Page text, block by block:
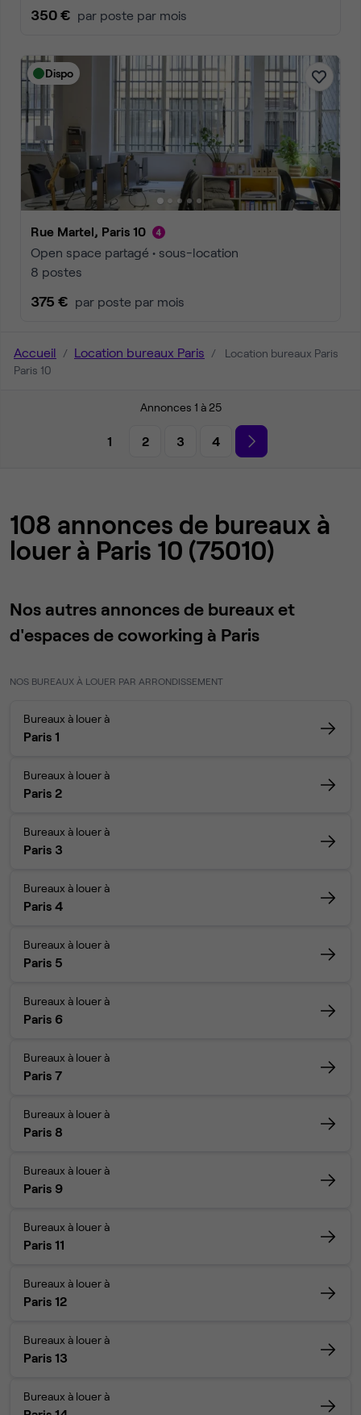
350 € par poste par mois
Dispo
Rue Martel, Paris 10
Open space partagé • sous-location
8 postes
375 € par poste par mois
Accueil Location bureaux Paris
Location bureaux Paris
Paris 10
Annonces 1 à 25
1 2 3 4
108 annonces de bureaux à
louer à Paris 10 (75010)
Nos autres annonces de bureaux et
d'espaces de coworking à Paris
NOS BUREAUX À LOUER PAR ARRONDISSEMENT
Bureaux à louer à
Paris 1
Bureaux à louer à
Paris 2
Bureaux à louer à
Paris 3
Bureaux à louer à
Paris 4
Bureaux à louer à
Paris 5
Bureaux à louer à
Paris 6
Bureaux à louer à
Paris 7
Bureaux à louer à
Paris 8
Bureaux à louer à
Paris 9
Bureaux à louer à
Paris 11
Bureaux à louer à
Paris 12
Bureaux à louer à
Paris 13
Bureaux à louer à